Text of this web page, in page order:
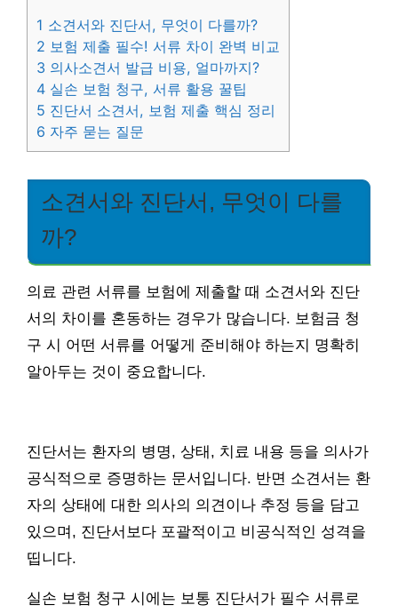
1 소견서와 진단서, 무엇이 다를까?
2 보험 제출 필수! 서류 차이 완벽 비교
3 의사소견서 발급 비용, 얼마까지?
4 실손 보험 청구, 서류 활용 꿀팁
5 진단서 소견서, 보험 제출 핵심 정리
6 자주 묻는 질문
소견서와 진단서, 무엇이 다를
까?
의료 관련 서류를 보험에 제출할 때 소견서와 진단
서의 차이를 혼동하는 경우가 많습니다. 보험금 청
구 시 어떤 서류를 어떻게 준비해야 하는지 명확히
알아두는 것이 중요합니다.
진단서는 환자의 병명, 상태, 치료 내용 등을 의사가
공식적으로 증명하는 문서입니다. 반면 소견서는 환
자의 상태에 대한 의사의 의견이나 추정 등을 담고
있으며, 진단서보다 포괄적이고 비공식적인 성격을
띱니다.
실손 보험 청구 시에는 보통 진단서가 필수 서류로